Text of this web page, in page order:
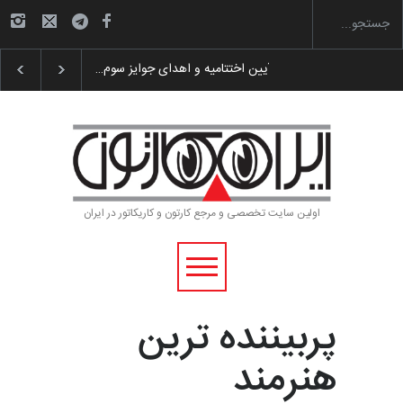
به یاد اردوغان باشول (۱۹۳۶–۲۰۲۶)
اولین سایت تخصصی و مرجع کارتون و کاریکاتور در ایران
پربیننده ترین
هنرمند